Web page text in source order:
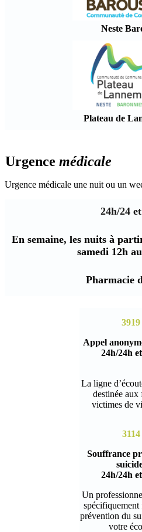
Neste
Plateau de
Urgence médicale
Urgence médicale une nuit ou un
24h/24
En semaine, les nuits à
samedi 12h
Pharmacie
3919
Appel
24h/24h
La ligne
destinée aux
victimes de
3114
Souffrance
24h/24h
Un
spécifiquement
prévention du
votre